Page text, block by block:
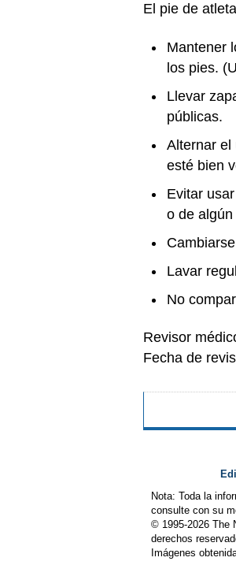
El pie de
Mantener
los pies.
Llevar
públicas.
Alternar el
esté bien
Evitar
o de
Lavar
No
Revisor
Fecha de
Nota: Toda la
consulte con su
© 1995-2026 The
derechos
Imágenes